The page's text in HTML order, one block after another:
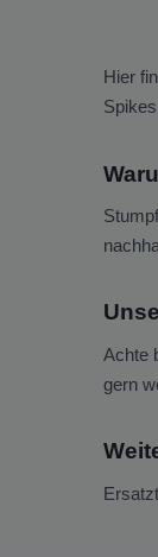
Hier
Achte
gern